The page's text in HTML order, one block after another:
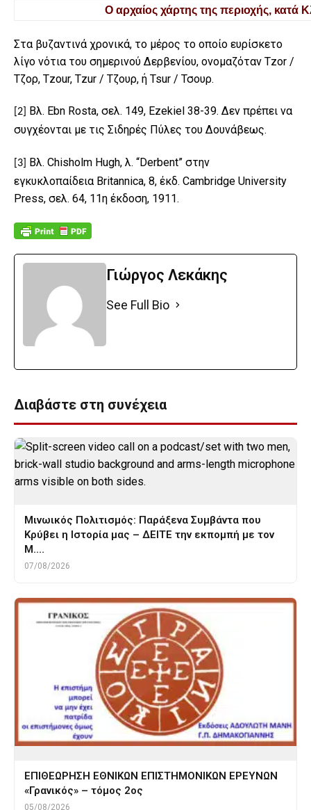
Ο αρχαίος χάρτης της περιοχής, κατά
Στα βυζαντινά χρονικά, το μέρος το οποίο ευρίσκετο
λίγο νότια του σημερινού Δερβενίου, ονομαζόταν Tzor /
Τζορ, Tzour, Tzur / Τζουρ, ή Tsur / Τσουρ.
[2] Βλ. Ebn Rosta, σελ. 149, Ezekiel 38-39. Δεν πρέπει να
συγχέονται με τις Σιδηρές Πύλες του Δουνάβεως.
[3] Βλ. Chisholm Hugh, λ. “Derbent” στην
εγκυκλοπαίδεια Britannica, 8, έκδ. Cambridge University
Press, σελ. 64, 11η έκδοση, 1911.
Γιώργος Λεκάκης
See Full Bio
Διαβάστε στη συνέχεια
Μινωικός Πολιτισμός: Παράξενα Συμβάντα που
Κρύβει η Ιστορία μας – ΔΕΙΤΕ την εκπομπή με τον
Μ.…
07/08/2026
ΕΠΙΘΕΩΡΗΣΗ ΕΘΝΙΚΩΝ ΕΠΙΣΤΗΜΟΝΙΚΩΝ ΕΡΕΥΝΩΝ
«Γρανικός» – τόμος 2ος
05/08/2026